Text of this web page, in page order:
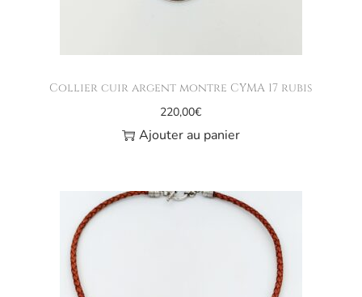
Collier cuir argent montre CYMA 17 rubis
220,00€
Ajouter au panier